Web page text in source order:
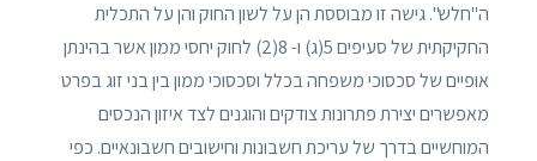
ה"חלש". גישה זו מבוססת הן על לשון החוק והן על התכלית
החקיקתית של סעיפים 5(ג) ו- 8(2) לחוק יחסי ממון אשר בהינתן
אופיים של סכסוכי משפחה בכלל וסכסוכי ממון בין בני זוג בפרט
מאפשרים יצירת פתרונות צודקים והוגנים לצד איזון הנכסים
המוחשיים בדרך של עריכת חשבונות וחישובים חשבונאיים. כפי